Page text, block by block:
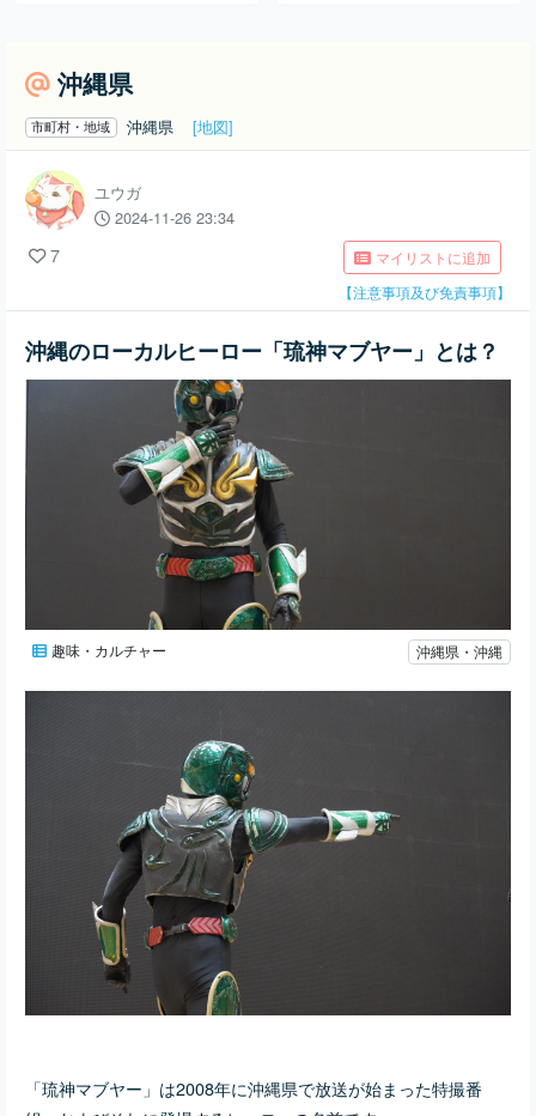
沖縄県
市町村・地域 沖縄県 [地図]
ユウガ
2024-11-26 23:34
7
マイリストに追加
【注意事項及び免責事項】
沖縄のローカルヒーロー「琉神マブヤー」とは？
趣味・カルチャー 沖縄県・沖縄
「琉神マブヤー」は2008年に沖縄県で放送が始まった特撮番